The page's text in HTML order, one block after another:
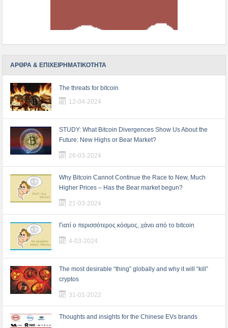
ΑΡΘΡΑ & ΕΠΙΧΕΙΡΗΜΑΤΙΚΟΤΗΤΑ
The threats for bitcoin
12-04-2024
STUDY: What Bitcoin Divergences Show Us About the
Future: New Highs or Bear Market?
26-03-2024
Why Bitcoin Cannot Continue the Race to New, Much
Higher Prices – Has the Bear market begun?
21-03-2024
Γιατί ο περισσότερος κόσμος, χάνει από το bitcoin
4-03-2024
The most desirable “thing” globally and why it will “kill”
cryptos
31-01-2022
Thoughts and insights for the Chinese EVs brands